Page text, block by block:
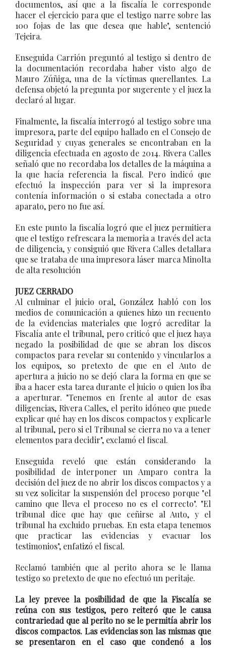
documentos, así que a la fiscalía le corresponde
hacer el ejercicio para que el testigo narre sobre las
100 fojas de las que desea que hable", sentenció
Tejeira.
Enseguida Carrión preguntó al testigo si dentro de
la documentación recordaba haber visto algo de
Mauro Zúñiga, una de la víctimas querellantes. La
defensa objetó la pregunta por sugerente y el juez la
declaró al lugar.
Finalmente, la fiscalía interrogó al testigo sobre una
impresora, parte del equipo hallado en el Consejo de
Seguridad y cuyas generales se encontraban en la
diligencia efectuada en agosto de 2014. Rivera Calles
señaló que no recordaba los detalles de la máquina a
la que hacía referencia la fiscal. Pero indicó que
efectuó la inspección para ver si la impresora
contenía información o si estaba conectada a otro
aparato, pero no fue así.
En este punto la fiscalía logró que el juez permitiera
que el testigo refrescara la memoria a través del acta
de diligencia, y consiguió que Rivera Calles detallara
que se trataba de una impresora láser marca Minolta
de alta resolución
JUEZ CERRADO
Al culminar el juicio oral, González habló con los
medios de comunicación a quienes hizo un recuento
de la evidencias materiales que logró acreditar la
Fiscalía ante el tribunal, pero criticó que el juez haya
negado la posibilidad de que se abran los discos
compactos para revelar su contenido y vincularlos a
los equipos, so pretexto de que en el Auto de
apertura a juicio no se dejó clara la forma en que se
iba a hacer esta tarea durante el juicio o quien los iba
a aperturar. "Tenemos en frente al autor de esas
diligencias, Rivera Calles, el perito idóneo que puede
explicar qué hay en los discos compactos y explicarle
al tribunal, pero si el Tribunal se cierra no va a tener
elementos para decidir", exclamó el fiscal.
Enseguida reveló que están considerando la
posibilidad de interponer un Amparo contra la
decisión del juez de no abrir los discos compactos y a
su vez solicitar la suspensión del proceso porque "el
camino que lleva el proceso no es el correcto". "El
tribunal dice que hay que ceñirse al Auto, y el
tribunal ha excluido pruebas. En esta etapa tenemos
que practicar las evidencias y evacuar los
testimonios", enfatizó el fiscal.
Reclamó también que al perito ahora se le llama
testigo so pretexto de que no efectuó un peritaje.
La ley prevee la posibilidad de que la Fiscalía se
reúna con sus testigos, pero reiteró que le causa
contrariedad que al perito no se le permitía abrir los
discos compactos. Las evidencias son las mismas que
se presentaron en el caso que condenó a los